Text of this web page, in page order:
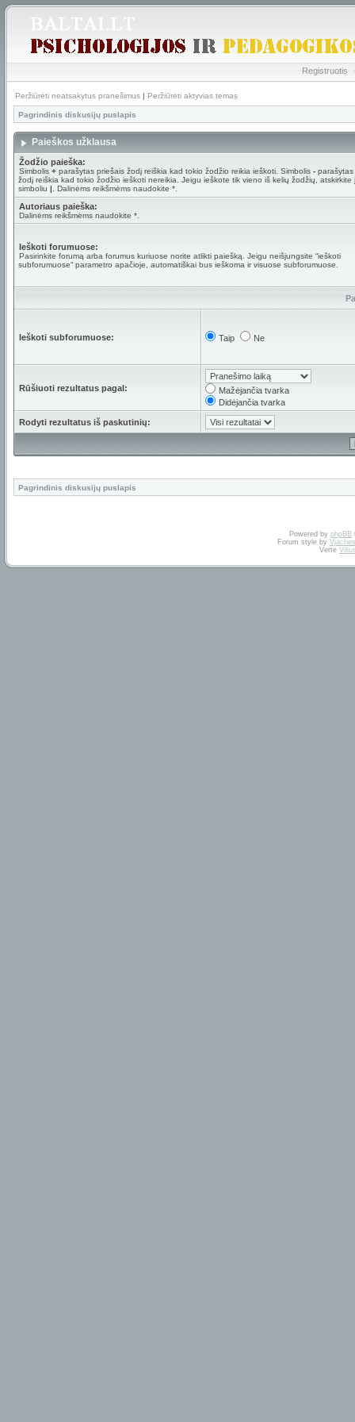
Registruotis
Peržiūrėti neatsakytus pranešimus | Peržiūrėti aktyvias temas
Pagrindinis diskusijų puslapis
Paieškos užklausa
Žodžio paieška:
Simbolis + parašytas priešais žodį reiškia kad tokio žodžio reikia ieškoti. Simbolis - parašytas
žodį reiškia kad tokio žodžio ieškoti nereikia. Jeigu ieškote tik vieno iš kelių žodžių, atskirkite
simboliu | . Dalinėms reikšmėms naudokite *.
Autoriaus paieška:
Dalinėms reikšmėms naudokite *.
Ieškoti forumuose:
Pasirinkite forumą arba forumus kuriuose norite atlikti paiešką. Jeigu neišjungsite “ieškoti
subforumuose“ parametro apačioje, automatiškai bus ieškoma ir visuose subforumuose.
Ieškoti subforumuose: Taip Ne
Rūšiuoti rezultatus pagal:
Mažėjančia tvarka
Didėjančia tvarka
Rodyti rezultatus iš paskutinių:
Pagrindinis diskusijų puslapis
Powered by phpBB
Forum style by
Vertė